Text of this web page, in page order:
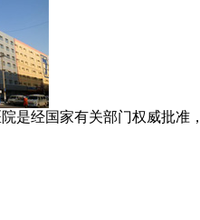
是经国家有关部门权威批准